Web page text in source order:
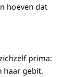
hoeven dat
prima:
haar gebit,